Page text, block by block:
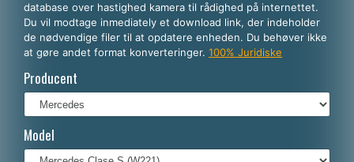
English
Español
Deutsch
Italiano
database over hastighed kamera til rådighed på internettet.
Du vil modtage inmediately et download link, der indeholder
de nødvendige filer til at opdatere enheden. Du behøver ikke
at gøre andet format konverteringer. 100% Juridiske
Producent
Model